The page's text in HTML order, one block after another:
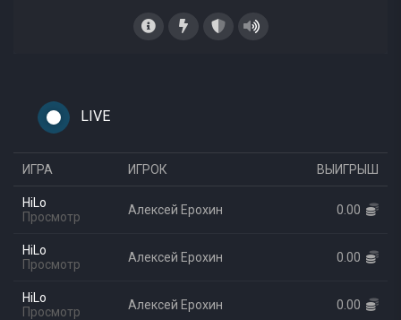
LIVE
ИГРА ИГРОК ВЫИГРЫШ
HiLo
Просмотр
Алексей Ерохин 0.00
HiLo
Просмотр
Алексей Ерохин 0.00
HiLo
Просмотр
Алексей Ерохин 0.00